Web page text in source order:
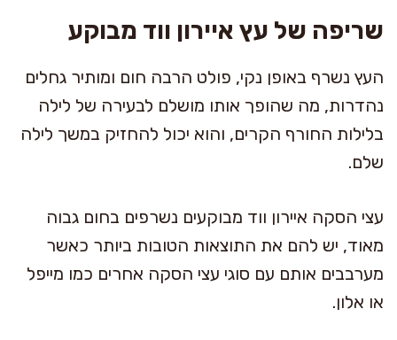
שריפה של עץ איירון ווד מבוקע
העץ נשרף באופן נקי, פולט הרבה חום ומותיר גחלים
נהדרות, מה שהופך אותו מושלם לבעירה של לילה
בלילות החורף הקרים, והוא יכול להחזיק במשך לילה
שלם.
עצי הסקה איירון ווד מבוקעים נשרפים בחום גבוה
מאוד, יש להם את התוצאות הטובות ביותר כאשר
מערבבים אותם עם סוגי עצי הסקה אחרים כמו מייפל
או אלון.